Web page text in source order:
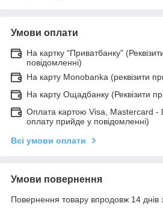
Умови оплати
На картку "Приватбанку"
повідомленні)
На карту Monobanka (реквізити
На карту Ощадбанку (Реквізити
Оплата картою Visa, Mastercard -
оплату прийде у повідомленні)
Всі умови оплати
Умови повернення
Повернення товару впродовж 14 днів